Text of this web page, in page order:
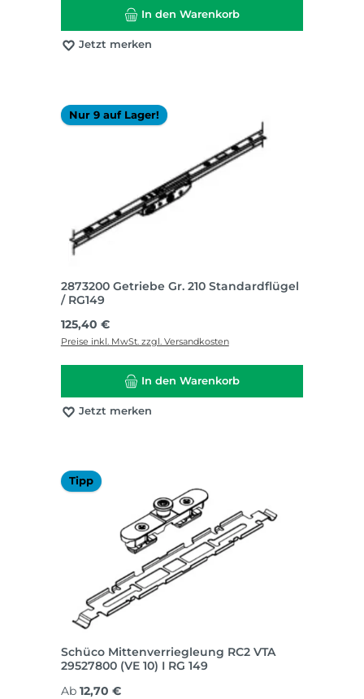
In den Warenkorb
Jetzt merken
Nur 9 auf Lager!
2873200 Getriebe Gr. 210 Standardflügel
/ RG149
Regulärer Preis:
125,40 €
Preise inkl. MwSt. zzgl. Versandkosten
In den Warenkorb
Jetzt merken
Tipp
Schüco Mittenverriegleung RC2 VTA
29527800 (VE 10) I RG 149
Regulärer Preis:
Ab 12,70 €